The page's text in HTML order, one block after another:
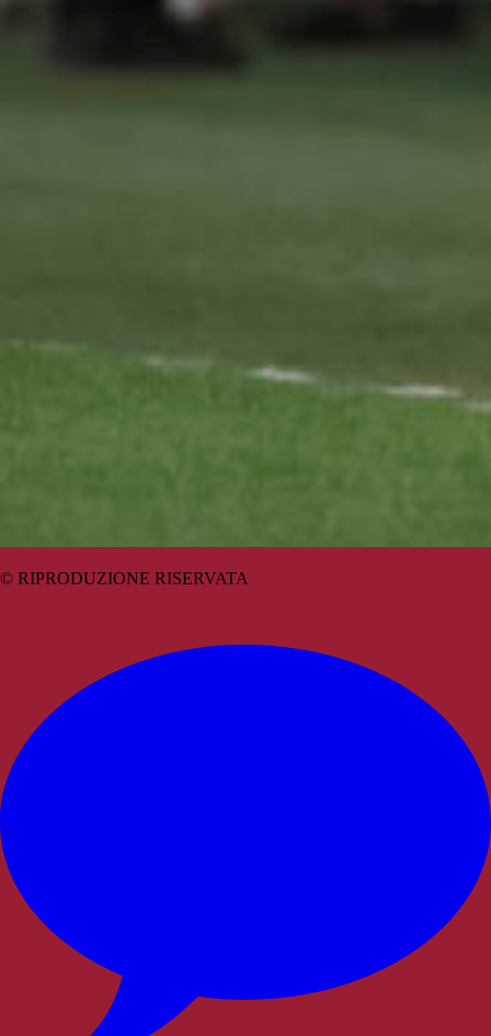
© RIPRODUZIONE RISERVATA